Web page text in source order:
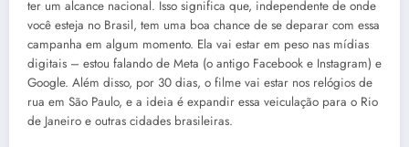
ter um alcance nacional. Isso significa que, independente de onde
você esteja no Brasil, tem uma boa chance de se deparar com essa
campanha em algum momento. Ela vai estar em peso nas mídias
digitais – estou falando de Meta (o antigo Facebook e Instagram) e
Google. Além disso, por 30 dias, o filme vai estar nos relógios de
rua em São Paulo, e a ideia é expandir essa veiculação para o Rio
de Janeiro e outras cidades brasileiras.